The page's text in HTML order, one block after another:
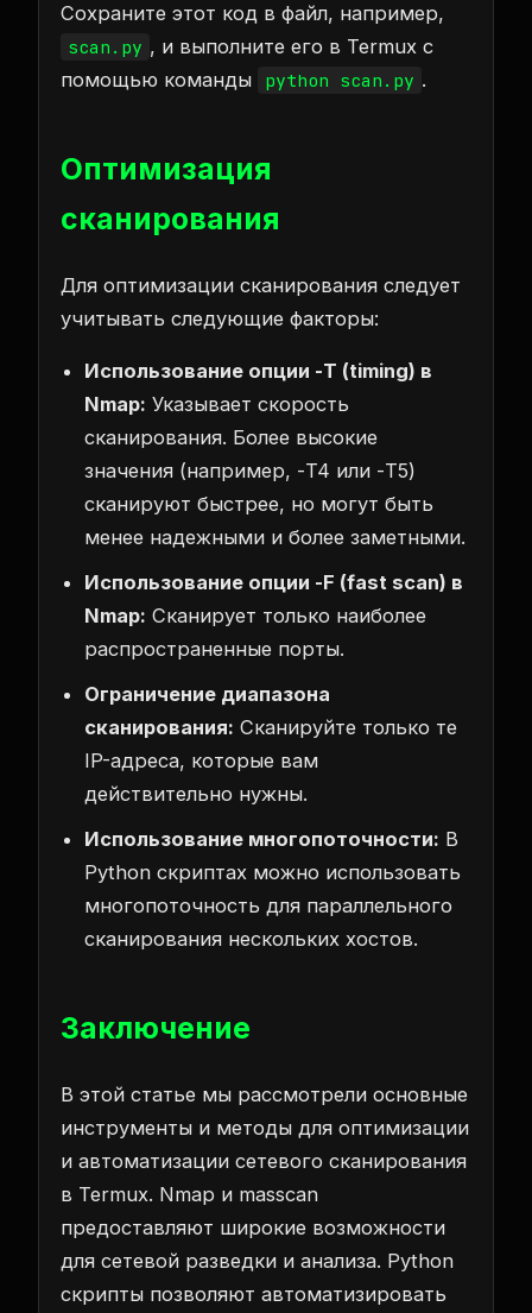
Сохраните этот код в файл, например,
scan.py , и выполните его в Termux с
помощью команды
python scan.py .
Оптимизация
сканирования
Для оптимизации сканирования следует
учитывать следующие факторы:
Использование опции -T (timing) в
Nmap: Указывает скорость
сканирования. Более высокие
значения (например, -T4 или -T5)
сканируют быстрее, но могут быть
менее надежными и более заметными.
Использование опции -F (fast scan) в
Nmap: Сканирует только наиболее
распространенные порты.
Ограничение диапазона
сканирования: Сканируйте только те
IP-адреса, которые вам
действительно нужны.
Использование многопоточности: В
Python скриптах можно использовать
многопоточность для параллельного
сканирования нескольких хостов.
Заключение
В этой статье мы рассмотрели основные
инструменты и методы для оптимизации
и автоматизации сетевого сканирования
в Termux. Nmap и masscan
предоставляют широкие возможности
для сетевой разведки и анализа. Python
скрипты позволяют автоматизировать